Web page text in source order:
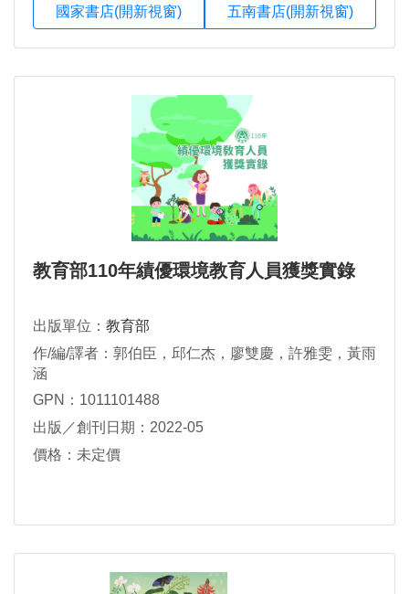
國家書店(開新視窗) 五南書店(開新視窗)
教育部110年績優環境教育人員獲獎實錄
出版單位： 教育部
作/編/譯者：郭伯臣，邱仁杰，廖雙慶，許雅雯，黃雨
涵
GPN：1011101488
出版／創刊日期：2022-05
價格：未定價